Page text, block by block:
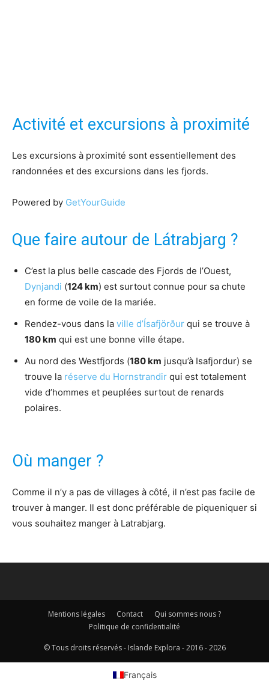
Activité et excursions à proximité
Les excursions à proximité sont essentiellement des
randonnées et des excursions dans les fjords.
Powered by GetYourGuide
Que faire autour de Látrabjarg ?
C’est la plus belle cascade des Fjords de l’Ouest,
Dynjandi (124 km) est surtout connue pour sa chute
en forme de voile de la mariée.
Rendez-vous dans la ville d’Ísafjörður qui se trouve à
180 km qui est une bonne ville étape.
Au nord des Westfjords (180 km jusqu’à Isafjordur) se
trouve la réserve du Hornstrandir qui est totalement
vide d’hommes et peuplées surtout de renards
polaires.
Où manger ?
Comme il n’y a pas de villages à côté, il n’est pas facile de
trouver à manger. Il est donc préférable de piqueniquer si
vous souhaitez manger à Latrabjarg.
Mentions légales Contact
Qui sommes nous ?
Politique de confidentialité
© Tous droits réservés - Islande Explora - 2016 - 2026
Français